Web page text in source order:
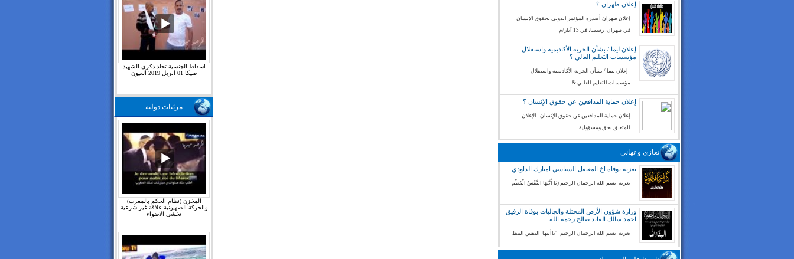
إعلان طهران ؟
إعلان طهران أصدره المؤتمر الدولي لحقوق الإنسان
في طهران، رسميا، في 13 آيار/م
إعلان ليما / بشأن الحرية الأكاديمية واستقلال
مؤسسات التعليم العالي ؟
إعلان ليما / بشأن الحرية الأكاديمية واستقلال
مؤسسات التعليم العالي &
إعلان حماية المدافعين عن حقوق الإنسان ؟
إعلان حماية المدافعين عن حقوق الإنسان الإعلان
المتعلق بحق ومسؤولية
تعازي و تهاني
تعزية بوفاة اخ المعتقل السياسي امبارك الداودي
تعزية بسم الله الرحمان الرحيم (يَا أَيَّتُهَا النَّفْسُ الْمُطْم
وزارة شؤون الأرض المحتلة والجاليات بوفاة الرفيق
احمد سالك القايد صالح رحمه الله
تعزية بسم الله الرحمان الرحيم "ياأيتها النفس المط
اسقاط الجنسية تخلد ذكرى الشهيد
صيكا 01 ابريل 2019 العيون
مرئيات دولية
المخزن (نظام الحكم بالمغرب)
والحركة الصهيونية علاقة غير شرعية
تخشى الاضواء